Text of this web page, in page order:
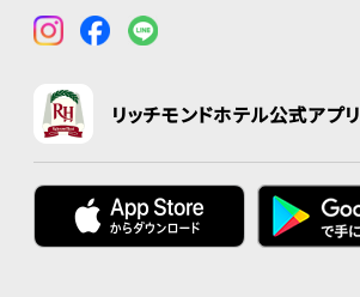
リッチモンドホテル公式アプリ